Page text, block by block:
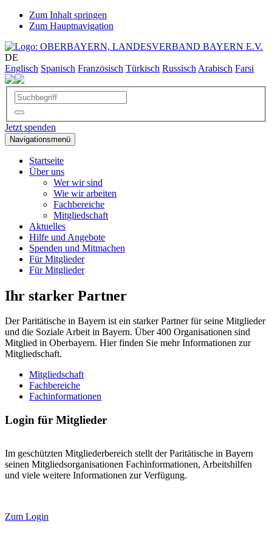
Zum Inhalt springen
Zum Hauptnavigation
DE
Englisch Spanisch Französisch Türkisch Russisch Arabisch Farsi
Jetzt spenden
Navigationsmenü
Startseite
Über uns
Wer wir sind
Wie wir arbeiten
Fachbereiche
Mitgliedschaft
Aktuelles
Hilfe und Angebote
Spenden und Mitmachen
Für Mitglieder
Für Mitglieder
Ihr starker Partner
Der Paritätische in Bayern ist ein starker Partner für seine Mitglieder
und die Soziale Arbeit in Bayern. Über 400 Organisationen sind
Mitglied in Oberbayern. Hier finden Sie mehr Informationen zur
Mitgliedschaft.
Mitgliedschaft
Fachbereiche
Fachinformationen
Login für Mitglieder
Im geschützten Mitgliederbereich stellt der Paritätische in Bayern
seinen Mitgliedsorganisationen Fachinformationen, Arbeitshilfen
und viele weitere Informationen zur Verfügung.
Zum Login